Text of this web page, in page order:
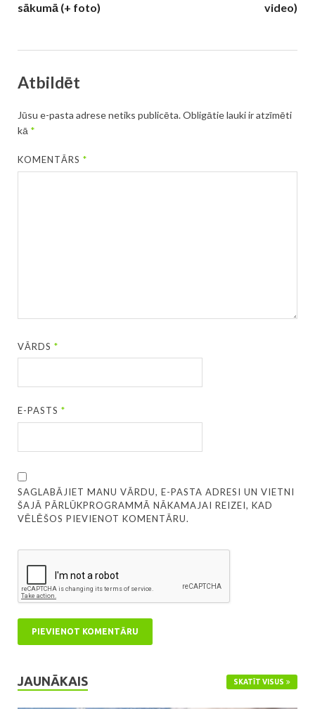
sākumā (+ foto) video)
Atbildēt
Jūsu e-pasta adrese netiks publicēta.Obligātie lauki ir atzīmēti
kā *
KOMENTĀRS*
VĀRDS*
E-PASTS*
SAGLABĀJIET MANU VĀRDU, E-PASTA ADRESI UN VIETNI
ŠAJĀ PĀRLŪKPROGRAMMĀ NĀKAMAJAI REIZEI, KAD
VĒLĒŠOS PIEVIENOT KOMENTĀRU.
JAUNĀKAIS SKATĪT VISUS